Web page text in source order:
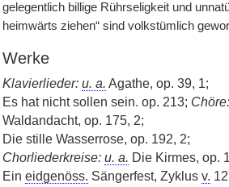
gelegentlich billige Rührseligkeit und
heimwärts ziehen“ sind volkstümlich
Werke
Klavierlieder: u. a. Agathe, op. 39, 1;
Es hat nicht sollen sein. op. 213; Chöre:
Waldandacht, op. 175, 2;
Die stille Wasserrose, op. 192, 2;
Chorliederkreise: u. a. Die Kirmes, op.
Ein eidgenöss. Sängerfest, Zyklus v.